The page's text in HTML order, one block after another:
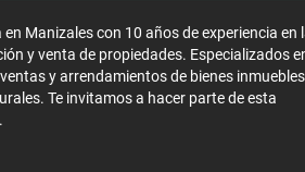
Manizales con 10 años de experiencia en
y venta de propiedades. Especializados
y arrendamientos de bienes inmuebles
Te invitamos a hacer parte de esta